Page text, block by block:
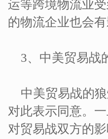
运等跨境物流业
的物流企业也会有
3、中美贸易
中美贸易战的
对此表示同意。
对贸易战双方的